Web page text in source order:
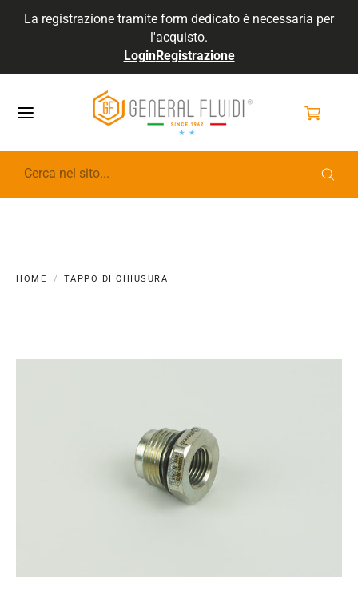
La registrazione tramite form dedicato è necessaria per
l'acquisto.
LoginRegistrazione
GENERALFLUIDI
HOME TAPPO DI CHIUSURA